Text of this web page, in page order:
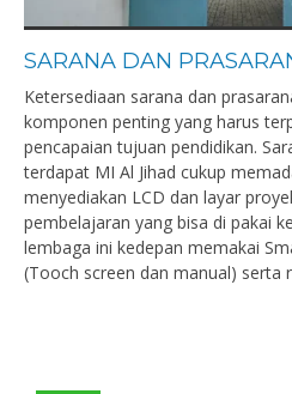
SARANA DAN
Ketersediaan sarana dan
komponen penting yang harus
pencapaian tujuan pendidikan.
terdapat MI Al Jihad cukup
menyediakan LCD dan layar
pembelajaran yang bisa di pakai
lembaga ini kedepan memakai
(Tooch screen dan manual) serta